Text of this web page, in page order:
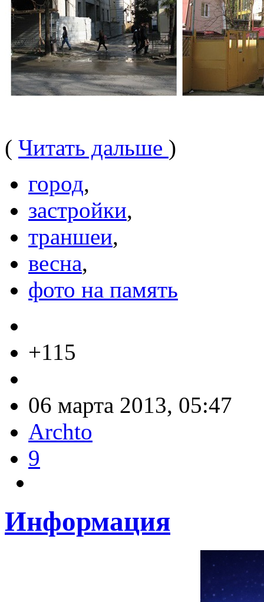
( Читать дальше )
город,
застройки,
траншеи,
весна,
фото на память
+115
06 марта 2013, 05:47
Archto
9
Информация